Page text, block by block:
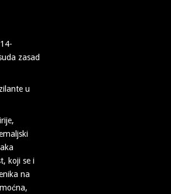
zasad
u
koji se i
na